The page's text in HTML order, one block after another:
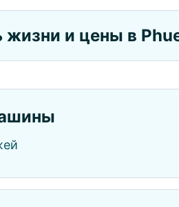
жизни и цены в